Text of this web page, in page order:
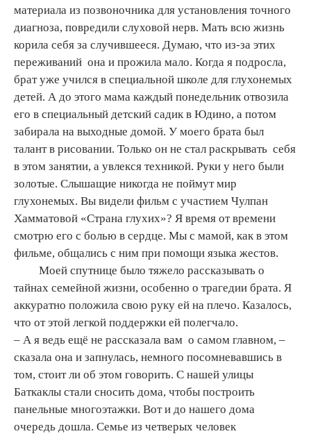
материала из позвоночника для установления точного
диагноза, повредили слуховой нерв. Мать всю жизнь
корила себя за случившееся. Думаю, что из-за этих
переживаний она и прожила мало. Когда я подросла,
брат уже учился в специальной школе для глухонемых
детей. А до этого мама каждый понедельник отвозила
его в специальный детский садик в Юдино, а потом
забирала на выходные домой. У моего брата был
талант в рисовании. Только он не стал раскрывать себя
в этом занятии, а увлекся техникой. Руки у него были
золотые. Слышащие никогда не поймут мир
глухонемых. Вы видели фильм с участием Чулпан
Хамматовой «Страна глухих»? Я время от времени
смотрю его с болью в сердце. Мы с мамой, как в этом
фильме, общались с ним при помощи языка жестов.
Моей спутнице было тяжело рассказывать о
тайнах семейной жизни, особенно о трагедии брата. Я
аккуратно положила свою руку ей на плечо. Казалось,
что от этой легкой поддержки ей полегчало.
– А я ведь ещё не рассказала вам о самом главном, –
сказала она и запнулась, немного посомневавшись в
том, стоит ли об этом говорить. С нашей улицы
Баткаклы стали сносить дома, чтобы построить
панельные многоэтажки. Вот и до нашего дома
очередь дошла. Семье из четверых человек